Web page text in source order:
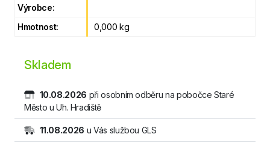
Výrobce:
Hmotnost:
0,000 kg
Skladem
10.08.2026 při osobním odběru na pobočce Staré
Město u Uh. Hradiště
11.08.2026 u Vás službou GLS